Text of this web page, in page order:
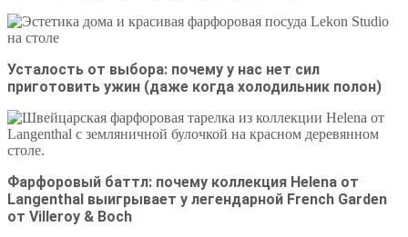
Усталость от выбора: почему у нас нет сил
приготовить ужин (даже когда холодильник полон)
Фарфоровый баттл: почему коллекция Helena от
Langenthal выигрывает у легендарной French Garden
от Villeroy & Boch